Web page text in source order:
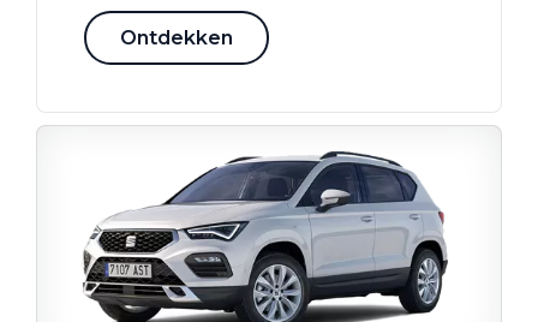
Ontdekken